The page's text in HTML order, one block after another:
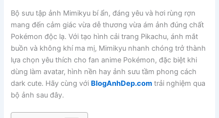
Bộ sưu tập ảnh Mimikyu bí ẩn, đáng yêu và hơi rùng rợn
mang đến cảm giác vừa dễ thương vừa ám ảnh đúng chất
Pokémon độc lạ. Với tạo hình cải trang Pikachu, ánh mắt
buồn và không khí ma mị, Mimikyu nhanh chóng trở thành
lựa chọn yêu thích cho fan anime Pokémon, đặc biệt khi
dùng làm avatar, hình nền hay ảnh sưu tầm phong cách
dark cute. Hãy cùng với BlogAnhDep.com trải nghiệm qua
bộ ảnh sau đây.